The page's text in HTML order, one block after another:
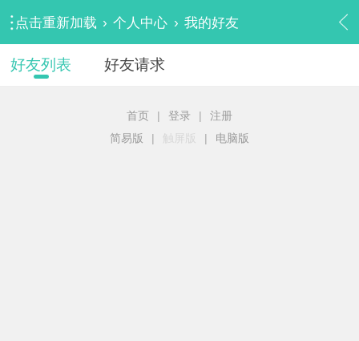
点击重新加载 › 个人中心 › 我的好友
好友列表 好友请求
首页 | 登录 |
注册
简易版
| 触屏版 | 电脑版